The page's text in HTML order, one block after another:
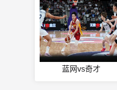
蓝网vs奇才